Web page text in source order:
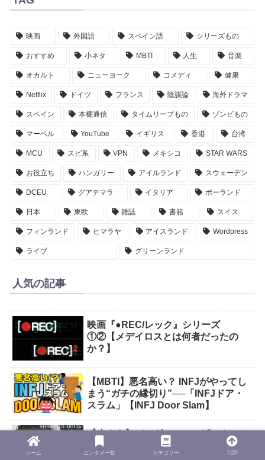
映画 外国語 スペイン語 シリーズもの
おすすめ 小ネタ MBTI 人生 音楽
オカルト ニューヨーク コメディ 健康
Netflix ドイツ フランス 陰謀論 海外ドラマ
スペイン 本棚通信 タイムリープもの ゾンビもの
マーベル YouTube イギリス 香港 台湾
MCU スピ系 VPN メキシコ STAR WARS
お役立ち ハンガリー アイルランド スウェーデン
DCEU グアテマラ イタリア ポーランド
日本 東欧 雑誌 書籍 スイス
フィンランド ヒマラヤ アイスランド Wordpress
ライブ グリーンランド
人気の記事
映画『●REC/レック』シリーズ
①②【メデイロスとは何者だったの
か？】
【MBTI】悪名高い？ INFJがやってし
まう“ガチの縁切り”──「INFJドア・
スラム」【INFJ Door Slam】
【小ネタ】バングルスのスザンナ・ホ
フスさんの現在…【The Bangles】
ホーム エンタメ一覧 カテゴリー TOP